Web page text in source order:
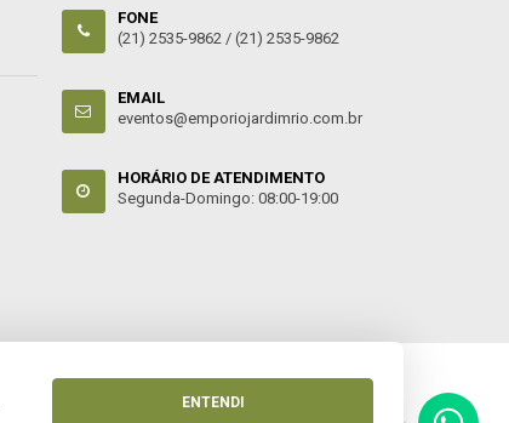
FONE
(21) 2535-9862 / (21) 2535-9862
EMAIL
eventos@emporiojardimrio.com.br
HORÁRIO DE ATENDIMENTO
Segunda-Domingo: 08:00-19:00
ENTENDI